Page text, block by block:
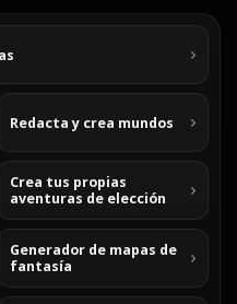
Redacta y crea mundos
Crea tus propias
aventuras de elección
Generador de mapas de
fantasía